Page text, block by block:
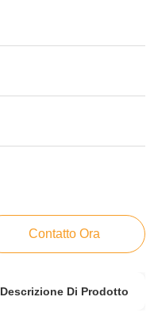
Contatto Ora
Descrizione Di Prodotto